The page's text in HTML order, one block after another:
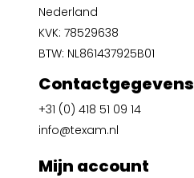
Nederland
KVK: 78529638
BTW: NL861437925B01
Contactgegevens
+31 (0) 418 51 09 14
info@texam.nl
Mijn account